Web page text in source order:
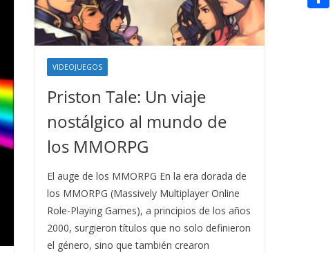
VIDEOJUEGOS
Priston Tale: Un viaje
nostálgico al mundo de
los MMORPG
El auge de los MMORPG En la era dorada de
los MMORPG (Massively Multiplayer Online
Role-Playing Games), a principios de los años
2000, surgieron títulos que no solo definieron
el género, sino que también crearon
n
a